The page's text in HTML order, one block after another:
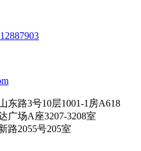
东路3号10层1001-1房A618
广场A座3207-3208室
路2055号205室